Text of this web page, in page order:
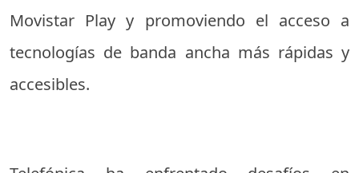
Movistar Play y promoviendo el acceso a
tecnologías de banda ancha más rápidas y
accesibles.